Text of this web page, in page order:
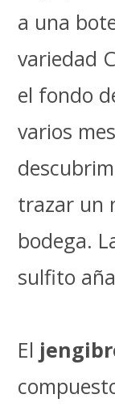
a una
variedad
el fondo
varios
trazar un
bodega.
sulfito
El